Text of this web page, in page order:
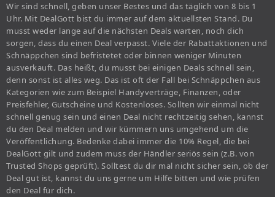
Wir sind schnell, geben unser Bestes und das täglich von 8 bis 1
Uhr. Mit DealGott bist du immer auf dem aktuellsten Stand. Du
musst weder lange auf die nächsten Deals warten, noch dich
sorgen, dass du einen Deal verpasst. Viele der Rabattaktionen und
Schnäppchen sind befristetet oder binnen weniger Minuten
ausverkauft. Das heißt, du musst bei einigen Deals schnell sein,
denn sonst ist alles weg. Das ist oft der Fall bei Schnäppchen aus
Kategorien wie zum Beispiel Handyverträge, Finanzen, oder
Preisfehler, Gutscheine und Kostenloses. Sollten wir einmal nicht
schnell genug sein und einen Deal nicht rechtzeitig sehen, kannst
du den Deal melden und wir kümmern uns umgehend um die
Veröffentlichung. Bedenke dabei immer die 10% Regel, die bei
DealGott gilt und zudem muss der Händler seriös sein (z.B. von
Trusted Shops geprüft). Solltest du dir mal nicht sicher sein, ob der
Deal gut ist, kannst du uns gerne um Hilfe bitten und wie prüfen
den Deal für dich.